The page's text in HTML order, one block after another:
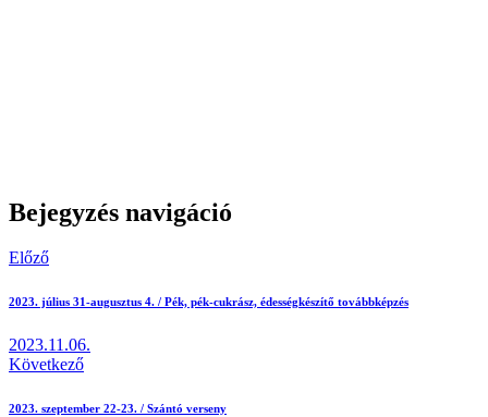
Bejegyzés navigáció
Előző
2023. július 31-augusztus 4. / Pék, pék-cukrász, édességkészítő továbbképzés
2023.11.06.
Következő
2023. szeptember 22-23. / Szántó verseny